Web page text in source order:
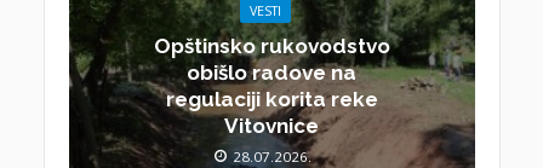
VESTI
Opštinsko rukovodstvo
obišlo radove na
regulaciji korita reke
Vitovnice
28.07.2026.